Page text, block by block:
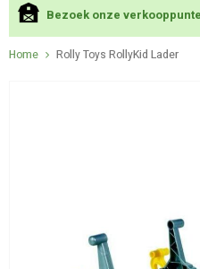
Bezoek onze
Home Rolly Toys RollyKid Lader